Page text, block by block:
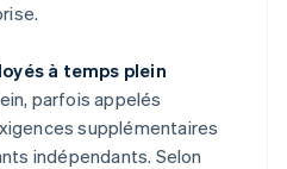
à temps plein
parfois appelés
supplémentaires
indépendants. Selon